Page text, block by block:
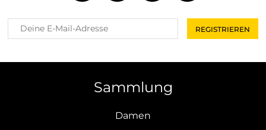
Sammlung
Damen